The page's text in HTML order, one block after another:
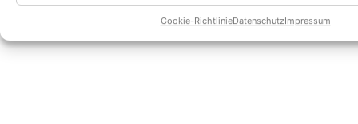
Cookie-RichtlinieDatenschutzImpressum